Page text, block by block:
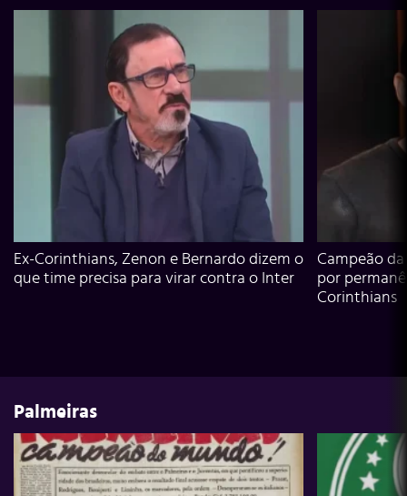
Ex-Corinthians, Zenon e Bernardo dizem o
que time precisa para virar contra o Inter
Campeão
por
Corinthians
Palmeiras